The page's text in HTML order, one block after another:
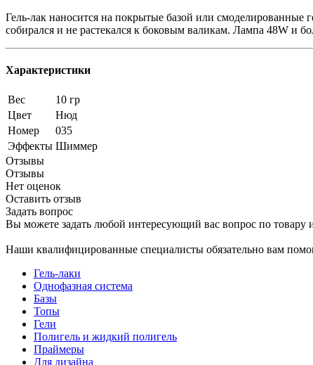
Гель-лак наносится на покрытые базой или смоделированные
собирался и не растекался к боковым валикам. Лампа 48W и
Характеристики
Вес
10 гр
Цвет
Нюд
Номер
035
Эффекты Шиммер
Отзывы
Отзывы
Нет оценок
Оставить отзыв
Задать вопрос
Вы можете задать любой интересующий вас вопрос по товару
Наши квалифицированные специалисты обязательно вам
Гель-лаки
Однофазная система
Базы
Топы
Гели
Полигель и жидкий полигель
Праймеры
Для дизайна